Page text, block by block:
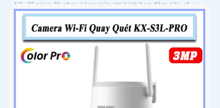
1/1. 8" cùng độ nhạy sáng giúp ghi hình ban đêm siêu rõ.
Tích hợp Auto Tracking, phát hiện người, phương tiện, quay
quét tự...